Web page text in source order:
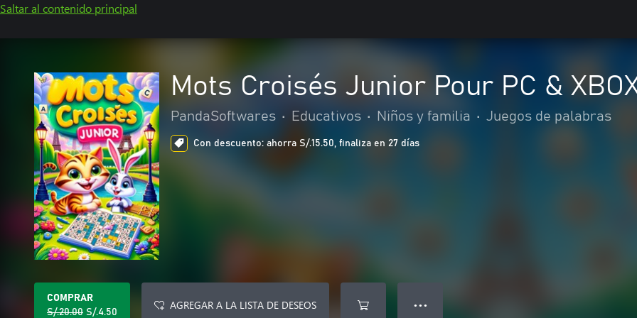
Saltar al contenido principal
Mots Croisés Junior Pour PC &
PandaSoftwares • Educativos • Niños y familia • Juegos de palabras
Con descuento: ahorra S/.15.50, finaliza en 27 días
COMPRAR
S/.20.00 S/.4.50
AGREGAR A LA LISTA DE DESEOS ● ● ●